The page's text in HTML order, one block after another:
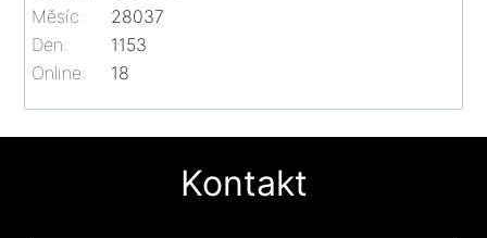
Online: 18
Měsíc:
28037
Den:
1153
Kontakt